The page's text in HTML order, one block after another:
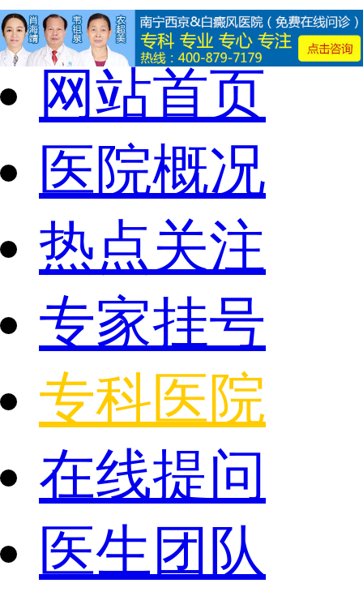
网站首页
医院概况
热点关注
专家挂号
专科医院
在线提问
医生团队